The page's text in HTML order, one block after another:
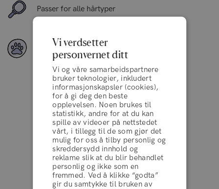
Passer for alle hårtyper
Vegansk
Enestående
4.2 av 5 10.000+ anmeldelser
på
vilkår og betingelser
Vi verdsetter
personvernet ditt
Vi og våre samarbeidspartnere
bruker teknologier, inkludert
informasjonskapsler (cookies),
for å gi deg den beste
opplevelsen. Noen brukes til
statistikk, andre for at du kan
spille av videoer på nettstedet
vårt, i tillegg til de som gjør det
mulig for oss å tilby personlig og
skreddersydd innhold og
reklame slik at du blir behandlet
personlig og ikke som en
fremmed. Ved å klikke “godta”
gir du samtykke til bruken av